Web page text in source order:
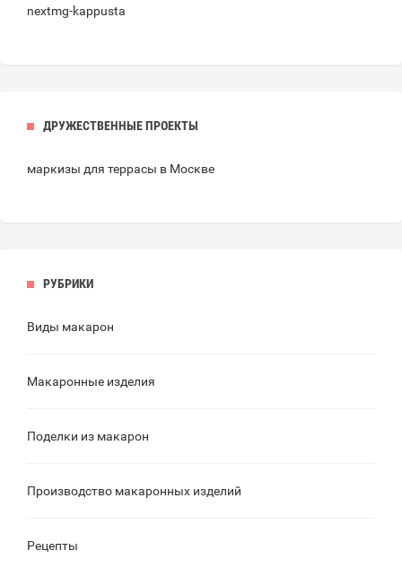
nextmg-kappusta
ДРУЖЕСТВЕННЫЕ ПРОЕКТЫ
маркизы для террасы в Москве
РУБРИКИ
Виды макарон
Макаронные изделия
Поделки из макарон
Производство макаронных изделий
Рецепты